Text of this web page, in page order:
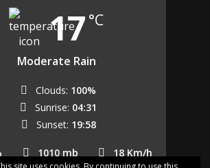
17 °C
Moderate Rain
1010 mb 18 Km/h
Clouds: 100%
Sunrise: 04:31
Sunset: 19:58